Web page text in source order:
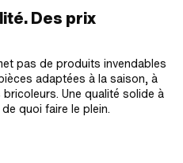
Des prix
pas de produits invendables
adaptées à la saison, à
Une qualité solide à
quoi faire le plein.